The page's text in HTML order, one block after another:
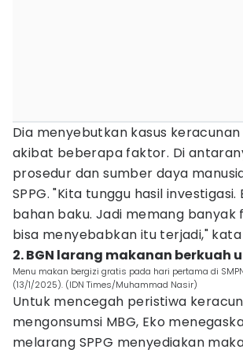
Dia menyebutkan kasus
akibat beberapa faktor. Di
prosedur dan sumber daya
SPPG. "Kita tunggu hasil investigasi.
bahan baku. Jadi memang banyak
bisa menyebabkan itu terjadi," kata
2. BGN larang makanan berkuah
Menu makan bergizi gratis pada hari pertama di
(13/1/2025). (IDN Times/Muhammad Nasir)
Untuk mencegah peristiwa
mengonsumsi MBG, Eko
melarang SPPG menyediakan